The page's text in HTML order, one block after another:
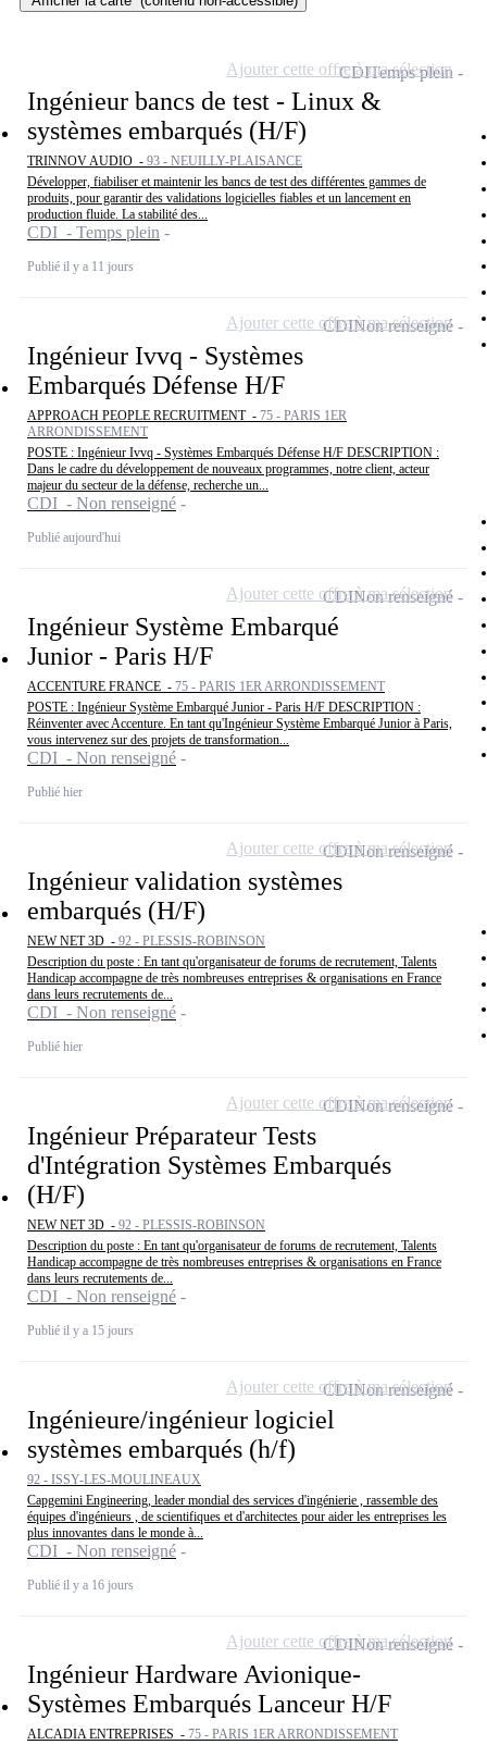
Ingénieur bancs de test - Linux &
systèmes embarqués (H/F)
TRINNOV AUDIO - 93 - NEUILLY-PLAISANCE
Développer, fiabiliser et maintenir les bancs de test des différentes gammes de
produits, pour garantir des validations logicielles fiables et un lancement en
production fluide. La stabilité des...
CDI - Temps plein
Publié il y a 11 jours
CDITemps plein
Ajouter cette offre à ma sélection
Ingénieur Ivvq - Systèmes
Embarqués Défense H/F
APPROACH PEOPLE RECRUITMENT - 75 - PARIS 1ER
ARRONDISSEMENT
POSTE : Ingénieur Ivvq - Systèmes Embarqués Défense H/F DESCRIPTION :
Dans le cadre du développement de nouveaux programmes, notre client, acteur
majeur du secteur de la défense, recherche un...
CDI - Non renseigné
Publié aujourd'hui
CDINon renseigné
Ajouter cette offre à ma sélection
Ingénieur Système Embarqué
Junior - Paris H/F
ACCENTURE FRANCE - 75 - PARIS 1ER ARRONDISSEMENT
POSTE : Ingénieur Système Embarqué Junior - Paris H/F DESCRIPTION :
Réinventer avec Accenture. En tant qu'Ingénieur Système Embarqué Junior à Paris,
vous intervenez sur des projets de transformation...
CDI - Non renseigné
Publié hier
CDINon renseigné
Ajouter cette offre à ma sélection
Ingénieur validation systèmes
embarqués (H/F)
NEW NET 3D - 92 - PLESSIS-ROBINSON
Description du poste : En tant qu'organisateur de forums de recrutement, Talents
Handicap accompagne de très nombreuses entreprises & organisations en France
dans leurs recrutements de...
CDI - Non renseigné
Publié hier
CDINon renseigné
Ajouter cette offre à ma sélection
Ingénieur Préparateur Tests
d'Intégration Systèmes Embarqués
(H/F)
NEW NET 3D - 92 - PLESSIS-ROBINSON
Description du poste : En tant qu'organisateur de forums de recrutement, Talents
Handicap accompagne de très nombreuses entreprises & organisations en France
dans leurs recrutements de...
CDI - Non renseigné
Publié il y a 15 jours
CDINon renseigné
Ajouter cette offre à ma sélection
Ingénieure/ingénieur logiciel
systèmes embarqués (h/f)
92 - ISSY-LES-MOULINEAUX
Capgemini Engineering, leader mondial des services d'ingénierie , rassemble des
équipes d'ingénieurs , de scientifiques et d'architectes pour aider les entreprises les
plus innovantes dans le monde à...
CDI - Non renseigné
Publié il y a 16 jours
CDINon renseigné
Ajouter cette offre à ma sélection
Ingénieur Hardware Avionique-
Systèmes Embarqués Lanceur H/F
ALCADIA ENTREPRISES - 75 - PARIS 1ER ARRONDISSEMENT
CDINon renseigné
Ajouter cette offre à ma sélection